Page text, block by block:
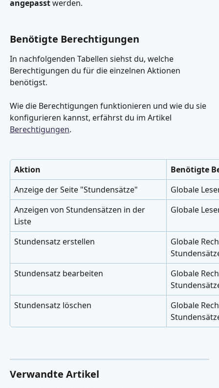
angepasst werden.
Benötigte Berechtigungen
In nachfolgenden Tabellen siehst du, welche
Berechtigungen du für die einzelnen Aktionen
benötigst.
Wie die Berechtigungen funktionieren und wie du sie
konfigurieren kannst, erfährst du im Artikel
Berechtigungen.
Aktion
Benötigte
Anzeige der Seite "Stundensätze"
Globale
Anzeigen von Stundensätzen in der
Liste
Globale
Stundensatz erstellen
Globale
Stundensatz bearbeiten
Globale
Stundensatz löschen
Globale
Verwandte Artikel